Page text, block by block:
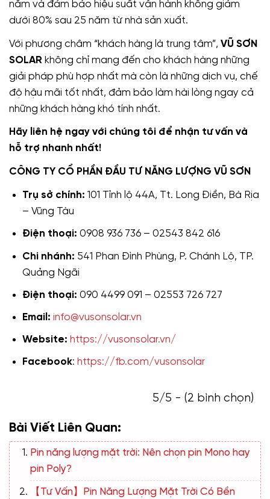
năm và đảm bảo hiệu suất vận hành không giảm
dưới 80% sau 25 năm từ nhà sản xuất.
Với phương châm “khách hàng là trung tâm”, VŨ SƠN
SOLAR không chỉ mang đến cho khách hàng những
giải pháp phù hợp nhất mà còn là những dịch vụ, chế
độ hậu mãi tốt nhất, đảm bảo làm hài lòng ngay cả
những khách hàng khó tính nhất.
Hãy liên hệ ngay với chúng tôi để nhận tư vấn và
hỗ trợ nhanh nhất!
CÔNG TY CỔ PHẦN ĐẦU TƯ NĂNG LƯỢNG VŨ SƠN
Trụ sở chính: 101 Tỉnh lộ 44A, Tt. Long Điền, Bà Rịa
– Vũng Tàu
Điện thoại: 0908 936 736 – 02543 842 616
Chi nhánh: 541 Phan Đình Phùng, P. Chánh Lộ, TP.
Quảng Ngãi
Điện thoại: 090 4499 091 – 02553 726 727
Email: info@vusonsolar.vn
Website: https://vusonsolar.vn/
Facebook: https://fb.com/vusonsolar
5/5 - (2 bình chọn)
Bài Viết Liên Quan:
Pin năng lượng mặt trời: Nên chọn pin Mono hay
pin Poly?
【Tư Vấn】Pin Năng Lượng Mặt Trời Có Bền